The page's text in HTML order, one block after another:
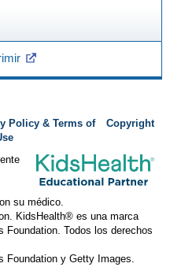
Policy & Terms of
Copyright
su médico.
KidsHealth® es una marca
Foundation. Todos los derechos
Foundation y Getty Images.